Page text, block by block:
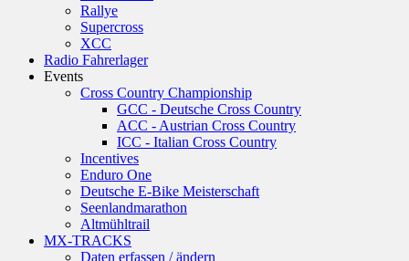
Rallye
Supercross
XCC
Radio Fahrerlager
Events
Cross Country Championship
GCC - Deutsche Cross Country
ACC - Austrian Cross Country
ICC - Italian Cross Country
Incentives
Enduro One
Deutsche E-Bike Meisterschaft
Seenlandmarathon
Altmühltrail
MX-TRACKS
Daten erfassen / ändern